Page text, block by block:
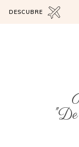
DESCUBRE